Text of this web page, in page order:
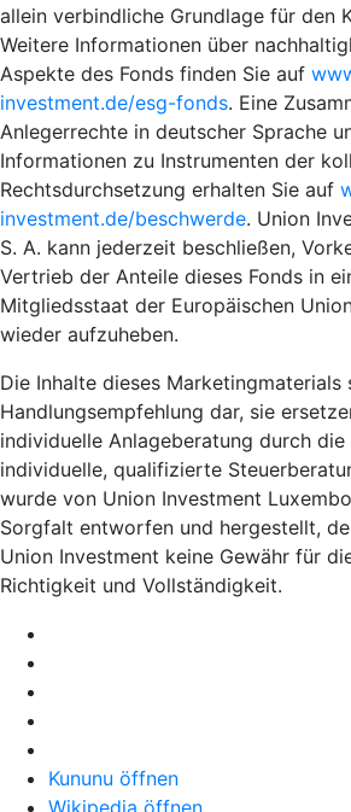
allein verbindliche Grundlage für den
Weitere Informationen über
Aspekte des Fonds finden Sie auf
investment.de/esg-fonds. Eine
Anlegerrechte in deutscher Sprache
Informationen zu Instrumenten der
Rechtsdurchsetzung erhalten Sie auf
investment.de/beschwerde. Union
S. A. kann jederzeit beschließen,
Vertrieb der Anteile dieses Fonds in
Mitgliedsstaat der Europäischen
wieder aufzuheben.
Die Inhalte dieses Marketingmaterials
Handlungsempfehlung dar, sie
individuelle Anlageberatung durch
individuelle, qualifizierte
wurde von Union Investment
Sorgfalt entworfen und hergestellt,
Union Investment keine Gewähr für
Richtigkeit und Vollständigkeit.
Kununu öffnen
Wikipedia öffnen